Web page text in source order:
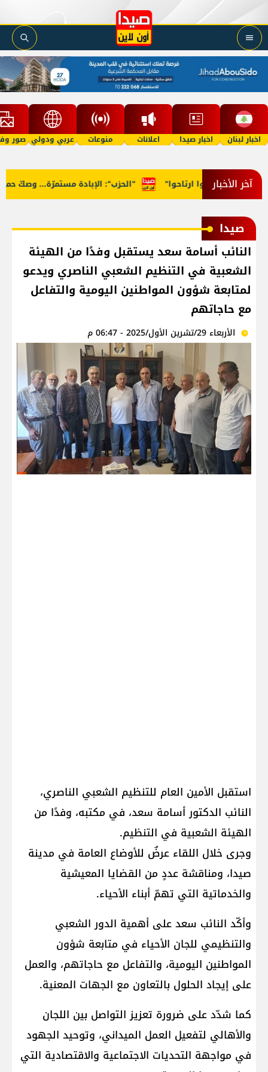
اخبار لبنان اخبار صيدا اعلانات منوعات عربي ودولي صور
آخر الأخبار "الحزب": الإبادة مستمرّة... وصكّ حماية "روحوا ارتاحوا"
صيدا
النائب أسامة سعد يستقبل وفدًا من الهيئة
الشعبية في التنظيم الشعبي الناصري ويدعو
لمتابعة شؤون المواطنين اليومية والتفاعل
مع حاجاتهم
الأربعاء 29/تشرين الأول/2025 - 06:47 م
استقبل الأمين العام للتنظيم الشعبي الناصري،
النائب الدكتور أسامة سعد، في مكتبه، وفدًا من
الهيئة الشعبية في التنظيم.
وجرى خلال اللقاء عرضٌ للأوضاع العامة في مدينة
صيدا، ومناقشة عددٍ من القضايا المعيشية
والخدماتية التي تهمّ أبناء الأحياء.
وأكّد النائب سعد على أهمية الدور الشعبي
والتنظيمي للجان الأحياء في متابعة شؤون
المواطنين اليومية، والتفاعل مع حاجاتهم، والعمل
على إيجاد الحلول بالتعاون مع الجهات المعنية.
كما شدّد على ضرورة تعزيز التواصل بين اللجان
والأهالي لتفعيل العمل الميداني، وتوحيد الجهود
في مواجهة التحديات الاجتماعية والاقتصادية التي